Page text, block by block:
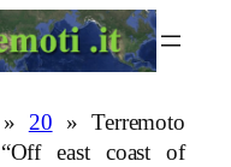
» 20 » Terremoto
east coast of